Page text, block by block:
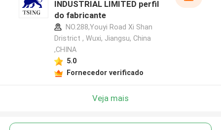
INDUSTRIAL LIMITED perfil
do fabricante
NO.288,Youyi Road Xi Shan
Dristrict , Wuxi, Jiangsu, China
,CHINA
5.0
Fornecedor verificado
Veja mais